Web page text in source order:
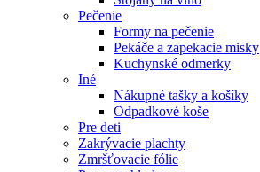
Pečenie
Formy na pečenie
Pekáče a zapekacie misky
Kuchynské odmerky
Iné
Nákupné tašky a košíky
Odpadkové koše
Pre deti
Zakrývacie plachty
Zmršťovacie fólie